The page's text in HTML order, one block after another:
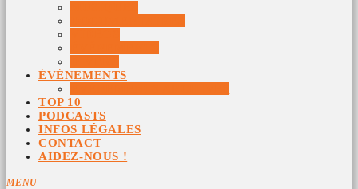
ÉVÉNEMENTS
TOP 10
PODCASTS
INFOS LÉGALES
CONTACT
AIDEZ-NOUS !
MENU